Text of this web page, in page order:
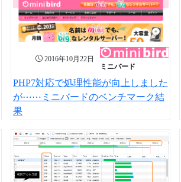
2016年10月22日
ミニバード
PHP7対応で処理性能が向上しました
が⋯⋯ミニバードのベンチマーク結
果